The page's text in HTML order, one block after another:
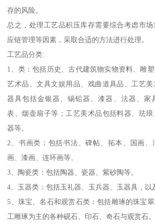
存的风险。
总之，处理工艺品积压库存需要综合考虑市
应链管理等因素，采取合适的方法进行处理。
工艺品分类:
1、类：包括历史、古代建筑物实物资料、雕
艺术品、文具文娱用品、戏曲道具品、工艺
器具包括金银器、锡铅器、漆器、法器、家
表、烟壶扇子等；工艺美术品包括料器、珐
器等。
2、书画类：包括书法、碑帖、拓本、国画
画、漆画、连环画等。
3、陶瓷类：包括陶器、瓷器、紫砂陶等。
4、玉器类：包括玉礼器、玉兵器、玉器具，以
5、珠宝、名石和观赏石类：包括雕琢的珠宝
工雕琢为主的各种砚石、印石、奇石与观赏石。